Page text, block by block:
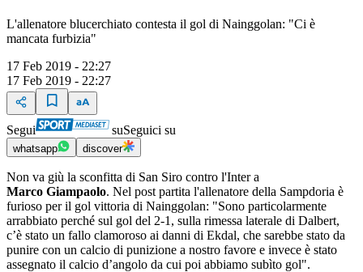
L'allenatore blucerchiato contesta il gol di Nainggolan: "Ci è
mancata furbizia"
17 Feb 2019 - 22:27
17 Feb 2019 - 22:27
Segui suSeguici su
whatsapp discover
Non va giù la sconfitta di San Siro contro l'Inter a
Marco Giampaolo. Nel post partita l'allenatore della Sampdoria è
furioso per il gol vittoria di Nainggolan: "Sono particolarmente
arrabbiato perché sul gol del 2-1, sulla rimessa laterale di Dalbert,
c’è stato un fallo clamoroso ai danni di Ekdal, che sarebbe stato da
punire con un calcio di punizione a nostro favore e invece è stato
assegnato il calcio d’angolo da cui poi abbiamo subìto gol".